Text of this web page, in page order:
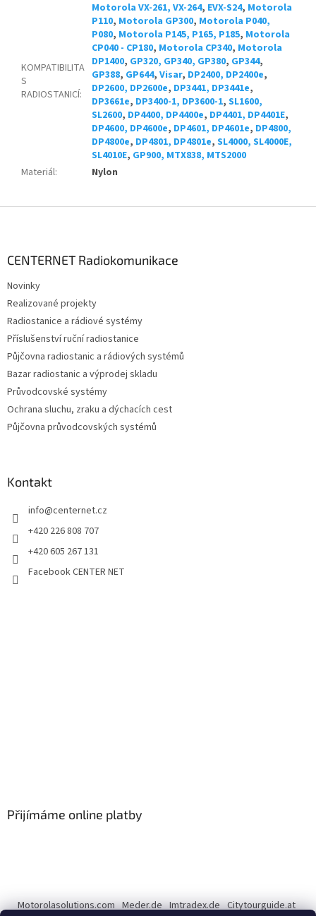
KOMPATIBILITA
S
RADIOSTANICÍ:
Motorola VX-261, VX-264, EVX-S24, Motorola
P110, Motorola GP300, Motorola P040,
P080, Motorola P145, P165, P185, Motorola
CP040 - CP180, Motorola CP340, Motorola
DP1400, GP320, GP340, GP380, GP344,
GP388, GP644, Visar, DP2400, DP2400e,
DP2600, DP2600e, DP3441, DP3441e,
DP3661e, DP3400-1, DP3600-1, SL1600,
SL2600, DP4400, DP4400e, DP4401, DP4401E,
DP4600, DP4600e, DP4601, DP4601e, DP4800,
DP4800e, DP4801, DP4801e, SL4000, SL4000E,
SL4010E, GP900, MTX838, MTS2000
Materiál: Nylon
CENTERNET Radiokomunikace
Novinky
Realizované projekty
Radiostanice a rádiové systémy
Příslušenství ruční radiostanice
Půjčovna radiostanic a rádiových systémů
Bazar radiostanic a výprodej skladu
Průvodcovské systémy
Ochrana sluchu, zraku a dýchacích cest
Půjčovna průvodcovských systémů
Kontakt
info@centernet.cz
+420 226 808 707
+420 605 267 131
Facebook CENTER NET
Přijímáme online platby
Motorolasolutions.com Meder.de Imtradex.de Citytourguide.at